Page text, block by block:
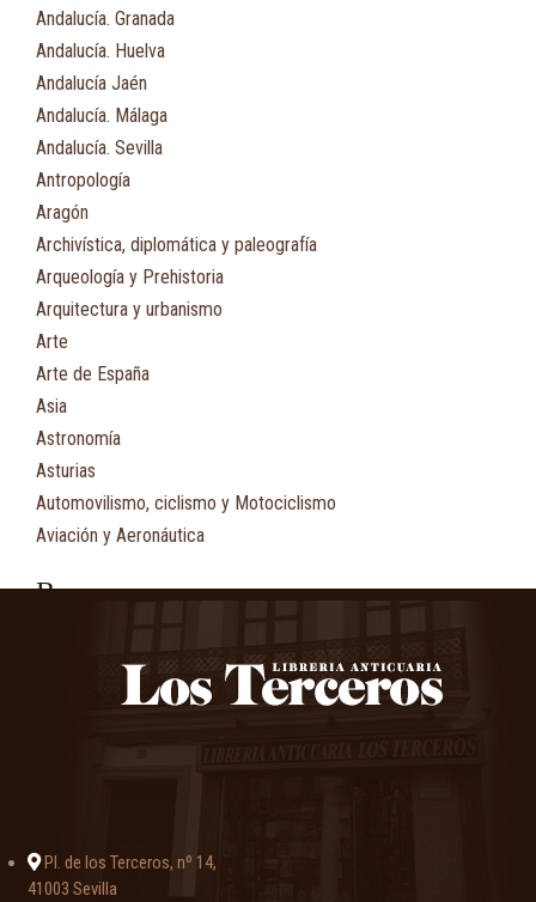
Andalucía. Granada
Andalucía. Huelva
Andalucía Jaén
Andalucía. Málaga
Andalucía. Sevilla
Antropología
Aragón
Archivística, diplomática y paleografía
Arqueología y Prehistoria
Arquitectura y urbanismo
Arte
Arte de España
Asia
Astronomía
Asturias
Automovilismo, ciclismo y Motociclismo
Aviación y Aeronáutica
B
Botánica, ecología y medio ambiente
Canarias
Cantabria
Pl. de los Terceros, nº 14,
41003 Sevilla